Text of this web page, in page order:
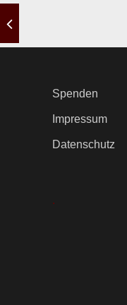
Spenden
Impressum
Datenschutz
.